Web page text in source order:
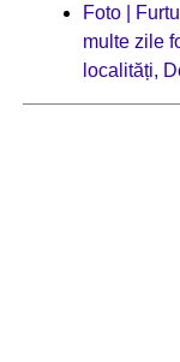
Foto |
multe zile
localități,